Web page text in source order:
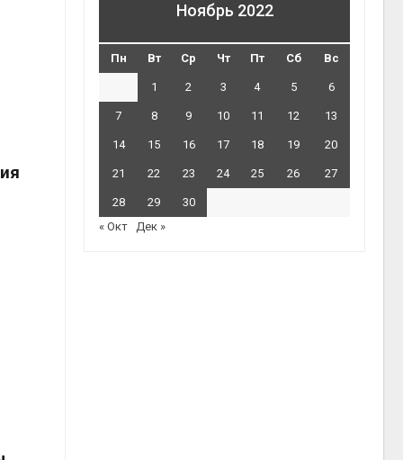
Ноябрь 2022
Пн Вт Ср Чт Пт Сб Вс
1 2 3 4 5 6
7 8 9 10 11 12 13
14 15 16 17 18 19 20
21 22 23 24 25 26 27
28 29
30
« Окт
Дек »